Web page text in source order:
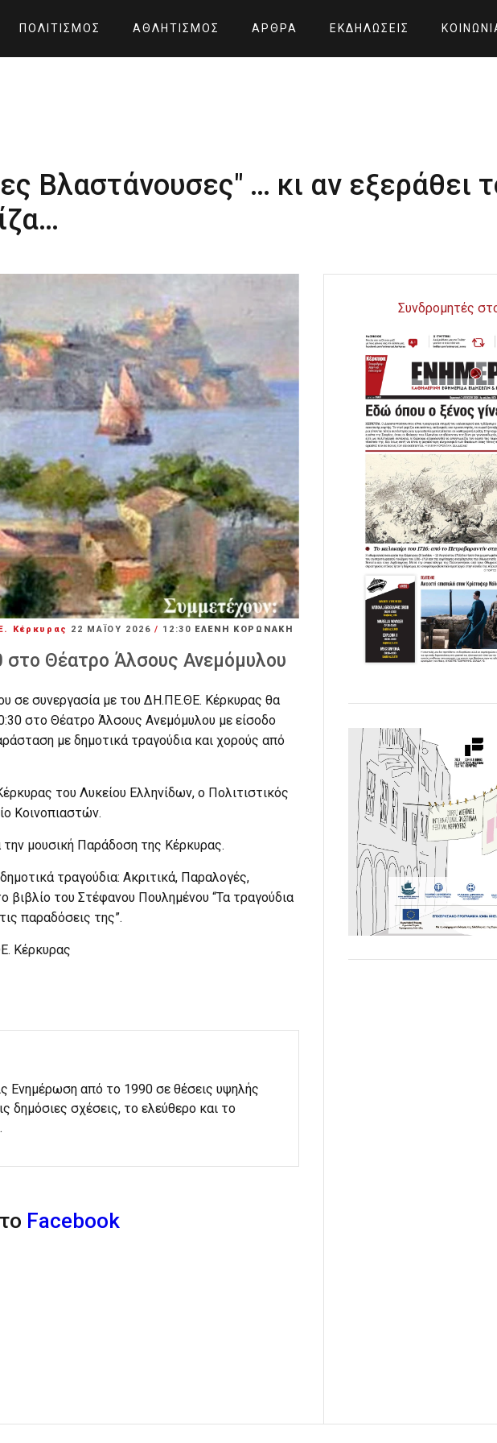
ΠΟΛΙΤΙΣΜΌΣ ΑΘΛΗΤΙΣΜΌΣ ΆΡΘΡΑ ΕΚΔΗΛΏΣΕΙΣ
Βλαστάνουσες" … κι αν εξεράθει
Κέρκυρας 22 ΜΑΪ́ΟΥ 2026 / 12:30 ΕΛΕΝΗ ΚΟΡΩΝΑΚΗ
στο Θέατρο Άλσους Ανεμόμυλου
σε συνεργασία με του ΔΗ.ΠΕ.ΘΕ. Κέρκυρας θα
στο Θέατρο Άλσους Ανεμόμυλου με είσοδο
με δημοτικά τραγούδια και χορούς από
του Λυκείου Ελληνίδων, ο Πολιτιστικός
Κοινοπιαστών.
την μουσική Παράδοση της Κέρκυρας.
τραγούδια: Ακριτικά, Παραλογές,
βιβλίο του Στέφανου Πουλημένου “Τα τραγούδια
παραδόσεις της”.
Κέρκυρας
Ενημέρωση από το 1990 σε θέσεις υψηλής
δημόσιες σχέσεις, το ελεύθερο και το
Facebook
Συνδρομητές